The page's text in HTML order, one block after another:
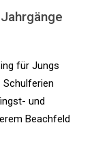
für Jungs
Schulferien
und
Beachfeld